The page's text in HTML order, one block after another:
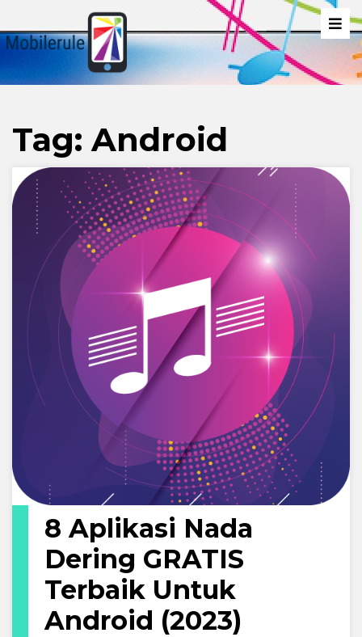
Tag:Android
8 Aplikasi Nada
Dering GRATIS
Terbaik Untuk
Android (2023)